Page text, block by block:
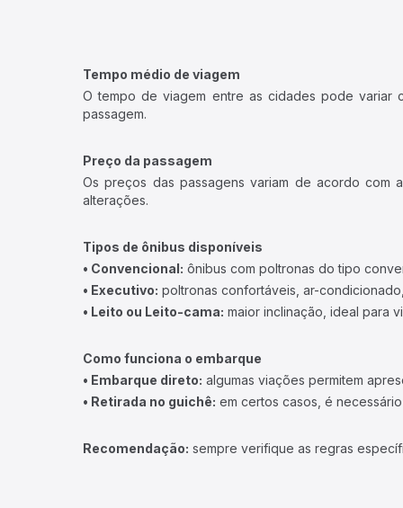
Tempo médio de viagem
O tempo de viagem entre as cidades pode variar
passagem.
Preço da passagem
Os preços das passagens variam de acordo com
alterações.
Tipos de ônibus disponíveis
• Convencional: ônibus com poltronas do tipo
• Executivo: poltronas confortáveis, ar-
• Leito ou Leito-cama: maior inclinação, ideal para
Como funciona o embarque
• Embarque direto: algumas viações permitem
• Retirada no guichê: em certos casos, é
Recomendação: sempre verifique as regras